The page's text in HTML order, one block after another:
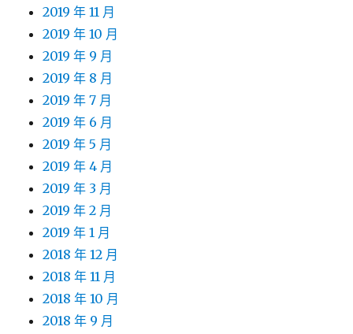
2019 年 11 月
2019 年 10 月
2019 年 9 月
2019 年 8 月
2019 年 7 月
2019 年 6 月
2019 年 5 月
2019 年 4 月
2019 年 3 月
2019 年 2 月
2019 年 1 月
2018 年 12 月
2018 年 11 月
2018 年 10 月
2018 年 9 月